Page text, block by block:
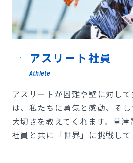
アスリート社員
Athlete
アスリートが困難や壁に対し
は、私たちに勇気と感動、そ
大切さを教えてくれます。草
社員と共に「世界」に挑戦して